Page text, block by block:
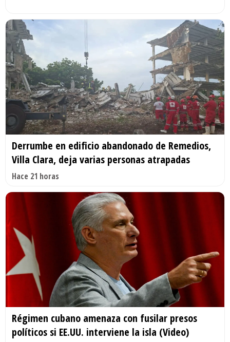
Derrumbe en edificio abandonado de Remedios,
Villa Clara, deja varias personas atrapadas
Hace 21 horas
Régimen cubano amenaza con fusilar presos
políticos si EE.UU. interviene la isla (Video)